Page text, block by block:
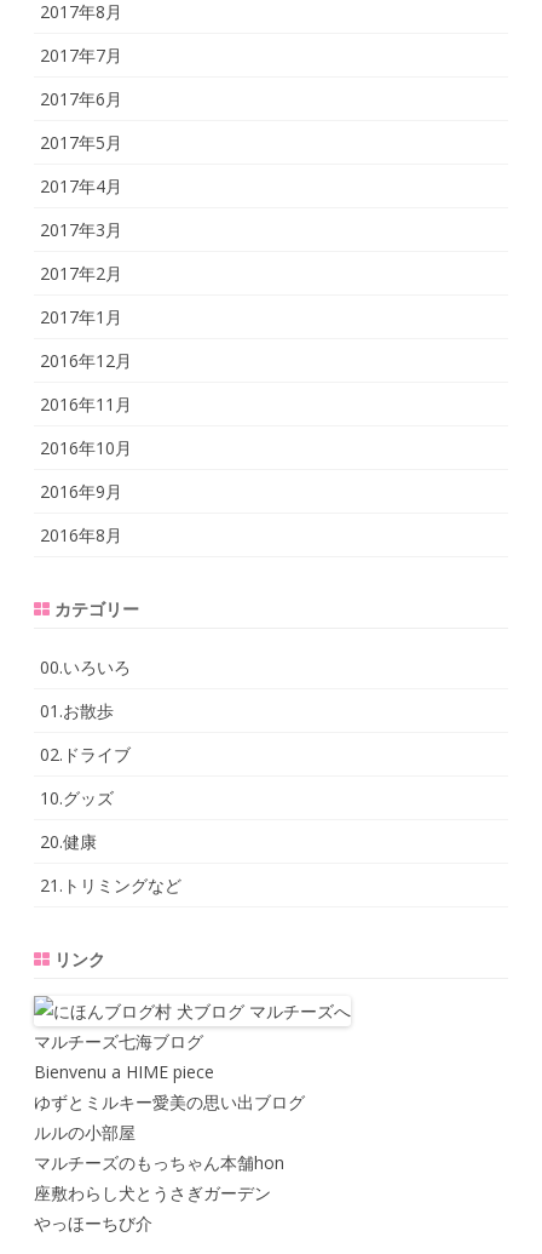
2017年8月
2017年7月
2017年6月
2017年5月
2017年4月
2017年3月
2017年2月
2017年1月
2016年12月
2016年11月
2016年10月
2016年9月
2016年8月
カテゴリー
00.いろいろ
01.お散歩
02.ドライブ
10.グッズ
20.健康
21.トリミングなど
リンク
マルチーズ七海ブログ
Bienvenu a HIME piece
ゆずとミルキー愛美の思い出ブログ
ルルの小部屋
マルチーズのもっちゃん本舗hon
座敷わらし犬とうさぎガーデン
やっほーちび介